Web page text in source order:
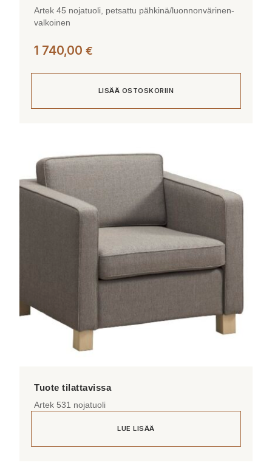
Artek 45 nojatuoli, petsattu pähkinä/luonnonvärinen-
valkoinen
1 740,00 €
LISÄÄ OSTOSKORIIN
Artek 531 nojatuoli
LUE LISÄÄ